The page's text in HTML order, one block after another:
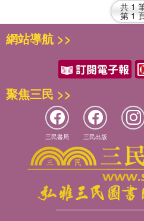
共 1
第 1
網站導航 >>
聚焦三民 >>
三民書局 三民出版